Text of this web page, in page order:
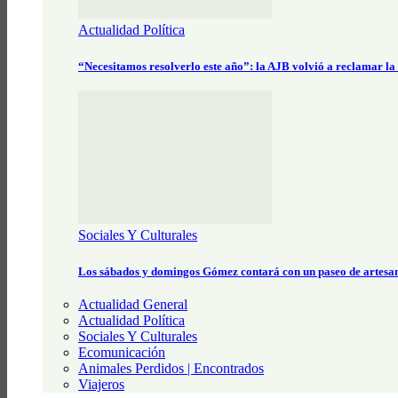
Actualidad Política
“Necesitamos resolverlo este año”: la AJB volvió a reclamar
Sociales Y Culturales
Los sábados y domingos Gómez contará con un paseo de
Actualidad General
Actualidad Política
Sociales Y Culturales
Ecomunicación
Animales Perdidos | Encontrados
Viajeros